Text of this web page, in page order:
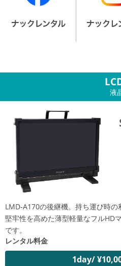
液
LMD-A170の後継機。持ち運び時
堅牢性を高めた薄型軽量なフルHD
です。
レンタル料金
1day/